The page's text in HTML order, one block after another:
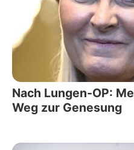
Nach Lungen-OP:
Weg zur Genesung